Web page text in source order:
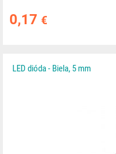
0,17 €
LED dióda - Biela, 5 mm